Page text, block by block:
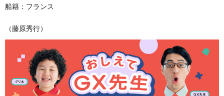
船籍：フランス
（藤原秀行）